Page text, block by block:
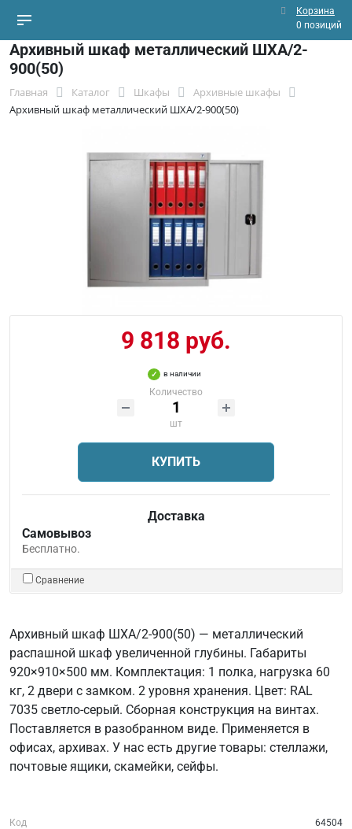
Корзина
0 позиций
Архивный шкаф металлический ШХА/2-
900(50)
Главная Каталог Шкафы
Архивные шкафы
Архивный шкаф металлический ШХА/2-900(50)
9 818 руб.
в наличии
Количество
шт
КУПИТЬ
Доставка
Самовывоз
Бесплатно.
Сравнение
Архивный шкаф ШХА/2-900(50) — металлический
распашной шкаф увеличенной глубины. Габариты
920×910×500 мм. Комплектация: 1 полка, нагрузка 60
кг, 2 двери с замком. 2 уровня хранения. Цвет: RAL
7035 светло-серый. Сборная конструкция на винтах.
Поставляется в разобранном виде. Применяется в
офисах, архивах. У нас есть другие товары: стеллажи,
почтовые ящики, скамейки, сейфы.
Код
64504